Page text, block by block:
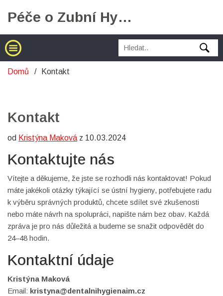
Péče o Zubní Hygienu
Domů Kontakt
Kontakt
od Kristýna Maková z 10.03.2024
Kontaktujte nás
Vítejte a děkujeme, že jste se rozhodli nás kontaktovat! Pokud
máte jakékoli otázky týkající se ústní hygieny, potřebujete radu
k výběru správných produktů, chcete sdílet své zkušenosti
nebo máte návrh na spolupráci, napište nám bez obav. Každá
zpráva je pro nás důležitá a budeme se snažit odpovědět do
24–48 hodin.
Kontaktní údaje
Kristýna Maková
Email: kristyna@dentalnihygienaim.cz